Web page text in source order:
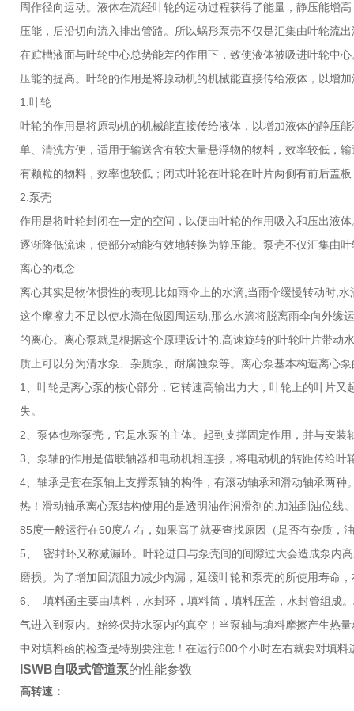
周作径向运动。液体在流经叶轮的运动过程获得了能量，静压能增
压能，后沿切向流入排出管路。所以蜗形泵壳不仅是汇集由叶轮流
在贮槽液面与叶轮中心总势能差的作用下，致使液体被吸进叶轮中
压能的提高。叶轮的作用是将原动机的机械能直接传给液体，以增
1.叶轮
叶轮的作用是将原动机的机械能直接传给液体，以增加液体的静压
单、清洗方便，适用于输送含有较大量悬浮物的物料，效率较低，
有颗粒的物料，效率也较低；闭式叶轮在叶轮在叶片两侧有前后盖
2.泵壳
作用是将叶轮封闭在一定的空间，以便由叶轮的作用吸入和压出液
逐渐降低流速，使部分动能有效地转换为静压能。泵壳不仅汇集由
离心的概念
离心其实是物体惯性的表现.比如雨伞上的水滴,当雨伞缓慢转动时,
这个摩擦力不足以使水滴在做圆周运动,那么水滴将脱离雨伞向外缘
的离心。离心泵就是根据这个原理设计的.高速旋转的叶轮叶片带
质上可以分为清水泵、杂质泵、耐腐蚀泵等。离心泵基本构造离心
1、叶轮是离心泵的核心部分，它转速高输出力大，叶轮上的叶片
失。
2、泵体也称泵壳，它是水泵的主体。起到支撑固定作用，并与安装
3、泵轴的作用是借联轴器和电动机相连接，将电动机的转距传给叶
4、轴承是套在泵轴上支撑泵轴的构件，有滚动轴承和滑动轴承两
热！滑动轴承离心泵结构使用的是透明油作润滑剂的,加油到油位线
85度一般运行在60度左右，如果高了就要查找原因（是否有杂质，
5、 密封环又称减漏环。叶轮进口与泵壳间的间隙过大会造成泵内
磨损。为了增加回流阻力减少内漏，延缓叶轮和泵壳的所使用寿命
6、 填料函主要由填料，水封环，填料筒，填料压盖，水封管组成
气进入到泵内。始终保持水泵内的真空！当泵轴与填料摩擦产生热
中对填料函的检查是特别要注意！在运行600个小时左右就要对填料
ISWB自吸式管道泵的性能参数
高转速：